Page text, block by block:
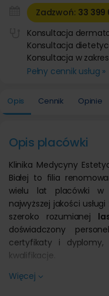
Zadzwoń: 33 399
Konsultacja
Konsultacja
Konsultacja w
Pełny cennik usług »
Opis Cennik Opinie
Opis placówki
Klinika Medycyny
Białej to filia
wielu lat placówki w
najwyższej jakości
szeroko rozumianej
doświadczony
certyfikaty i dyplomy,
kwalifikacje.
Dysponujemy
Więcej